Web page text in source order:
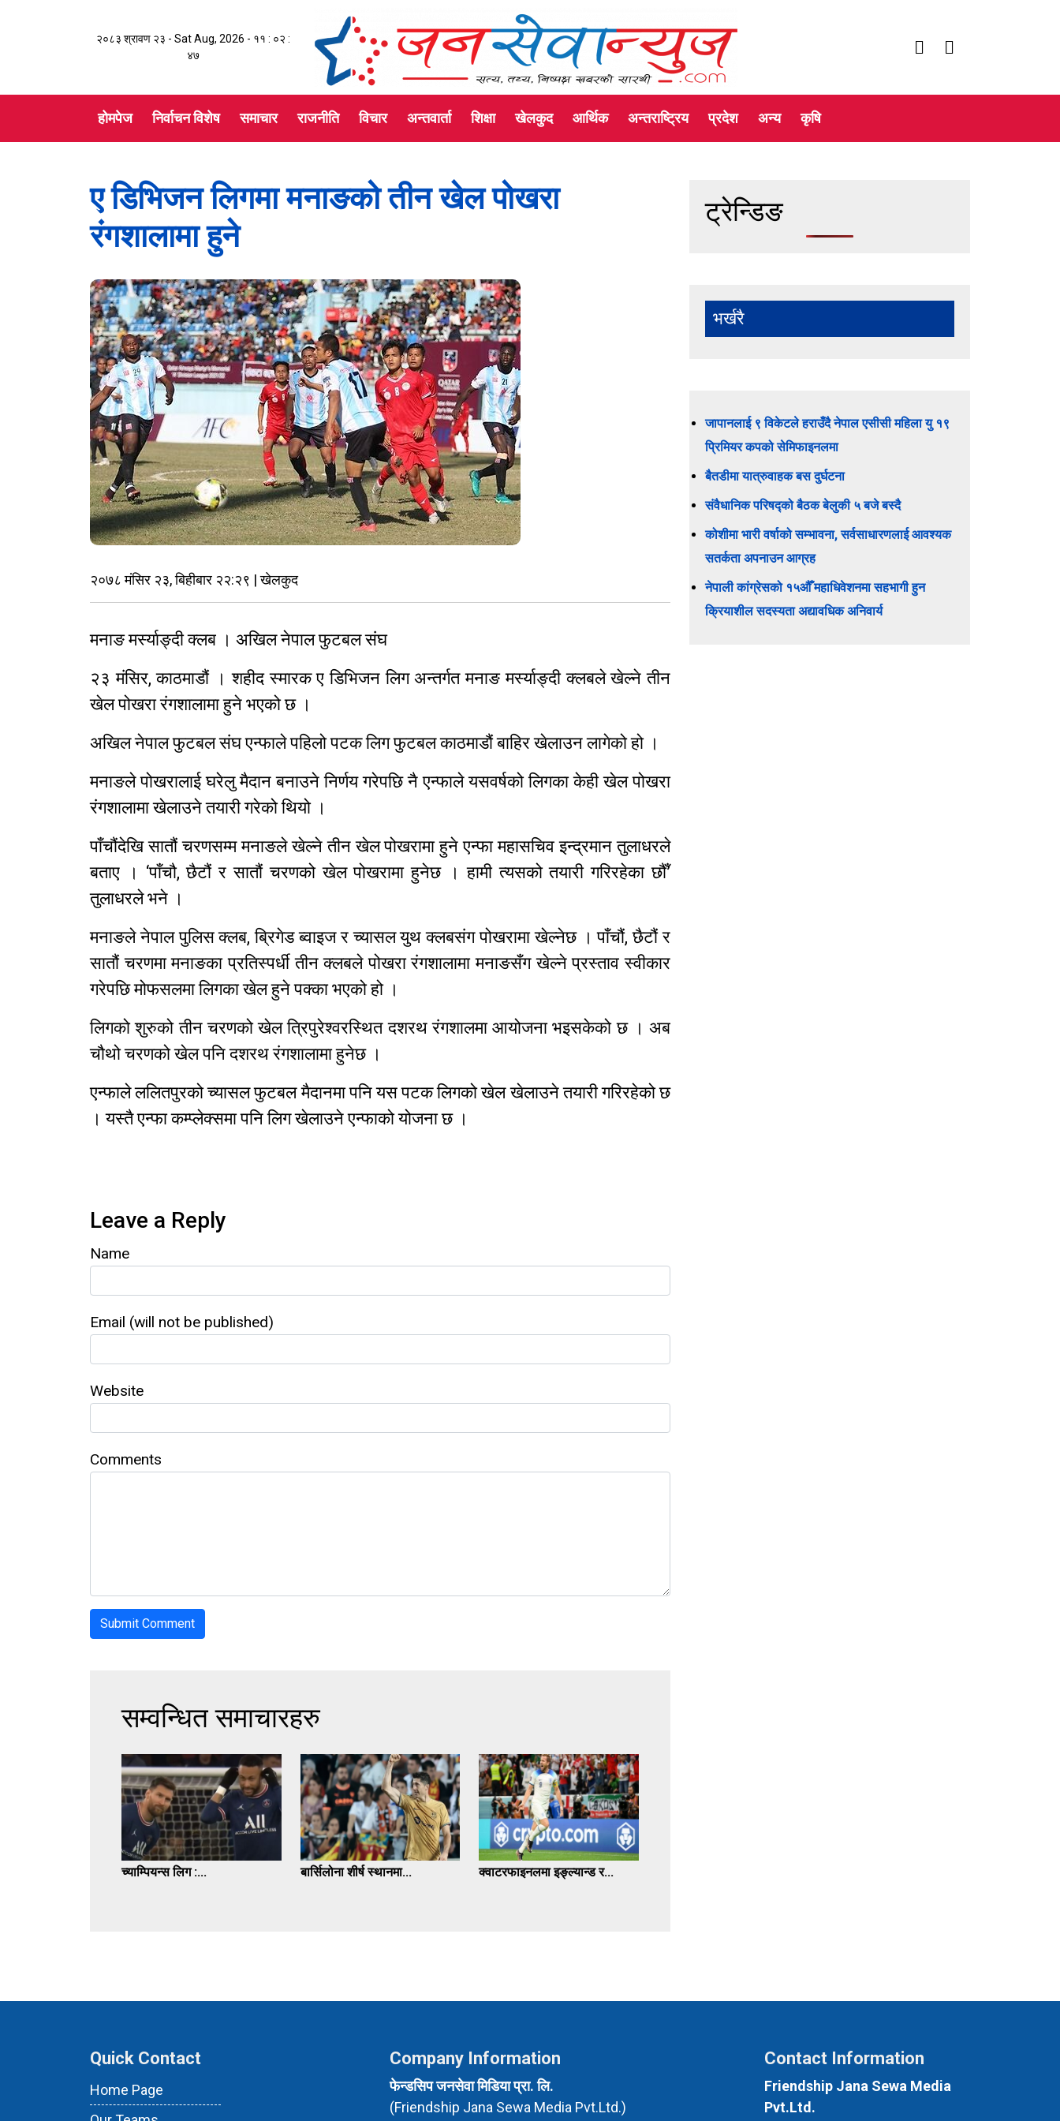
२०८३ श्रावण २३ - Sat Aug, 2026 - ११ : ०२ :
४८
होमपेज निर्वाचन विशेष समाचार राजनीति विचार अन्तवार्ता शिक्षा खेलकुद आर्थिक अन्तराष्ट्रिय प्रदेश अन्य कृषि
ए डिभिजन लिगमा मनाङको तीन खेल पोखरा
रंगशालामा हुने
२०७८ मंसिर २३, बिहीबार २२:२९ | खेलकुद
मनाङ मर्स्याङ्दी क्लब । अखिल नेपाल फुटबल संघ
२३ मंसिर, काठमाडौं । शहीद स्मारक ए डिभिजन लिग अन्तर्गत मनाङ मर्स्याङ्दी क्लबले खेल्ने तीन
खेल पोखरा रंगशालामा हुने भएको छ ।
अखिल नेपाल फुटबल संघ एन्फाले पहिलो पटक लिग फुटबल काठमाडौं बाहिर खेलाउन लागेको हो ।
मनाङले पोखरालाई घरेलु मैदान बनाउने निर्णय गरेपछि नै एन्फाले यसवर्षको लिगका केही खेल पोखरा
रंगशालामा खेलाउने तयारी गरेको थियो ।
पाँचौंदेखि सातौं चरणसम्म मनाङले खेल्ने तीन खेल पोखरामा हुने एन्फा महासचिव इन्द्रमान तुलाधरले
बताए । ‘पाँचौ, छैटौं र सातौं चरणको खेल पोखरामा हुनेछ । हामी त्यसको तयारी गरिरहेका छौँ’
तुलाधरले भने ।
मनाङले नेपाल पुलिस क्लब, ब्रिगेड ब्वाइज र च्यासल युथ क्लबसंग पोखरामा खेल्नेछ । पाँचौं, छैटौं र
सातौं चरणमा मनाङका प्रतिस्पर्धी तीन क्लबले पोखरा रंगशालामा मनाङसँग खेल्ने प्रस्ताव स्वीकार
गरेपछि मोफसलमा लिगका खेल हुने पक्का भएको हो ।
लिगको शुरुको तीन चरणको खेल त्रिपुरेश्वरस्थित दशरथ रंगशालमा आयोजना भइसकेको छ । अब
चौथो चरणको खेल पनि दशरथ रंगशालामा हुनेछ ।
एन्फाले ललितपुरको च्यासल फुटबल मैदानमा पनि यस पटक लिगको खेल खेलाउने तयारी गरिरहेको छ
। यस्तै एन्फा कम्प्लेक्समा पनि लिग खेलाउने एन्फाको योजना छ ।
Leave a Reply
Name
Email (will not be published)
Website
Comments
सम्वन्धित समाचारहरु
च्याम्पियन्स लिग :... बार्सिलोना शीर्ष स्थानमा... क्वाटरफाइनलमा इङ्ल्यान्ड र...
ट्रेन्डिङ
भर्खरै
जापानलाई ९ विकेटले हराउँदै नेपाल एसीसी महिला यु १९
प्रिमियर कपको सेमिफाइनलमा
बैतडीमा यात्रुवाहक बस दुर्घटना
संवैधानिक परिषद्को बैठक बेलुकी ५ बजे बस्दै
कोशीमा भारी वर्षाको सम्भावना, सर्वसाधारणलाई आवश्यक
सतर्कता अपनाउन आग्रह
नेपाली कांग्रेसको १५औँ महाधिवेशनमा सहभागी हुन
क्रियाशील सदस्यता अद्यावधिक अनिवार्य
Quick Contact
Home Page
Company Information
फेन्डसिप जनसेवा मिडिया प्रा. लि.
(Friendship Jana Sewa Media Pvt.Ltd.)
Contact Information
Friendship Jana Sewa Media
Pvt.Ltd.